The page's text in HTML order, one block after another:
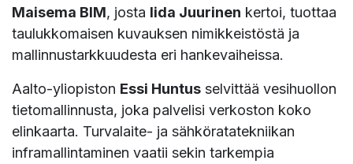
Maisema BIM, josta Iida Juurinen kertoi, tuottaa
taulukkomaisen kuvauksen nimikkeistöstä ja
mallinnustarkkuudesta eri hankevaiheissa.
Aalto-yliopiston Essi Huntus selvittää vesihuollon
tietomallinnusta, joka palvelisi verkoston koko
elinkaarta. Turvalaite- ja sähköratatekniikan
inframallintaminen vaatii sekin tarkempia